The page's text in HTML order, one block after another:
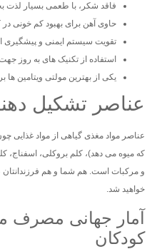
فاقد شکر، با طعمی بسیار لذت
حاوی آهن برای بهبود کم خونی در
تقویت سیستم ایمنی و پیشگیری
استفاده از تکنیک های به روز
یکی از بهترین مولتی ویتامین ها
عناصر تشکیل
که میوه می دهد)، کلم بروکلی،
و مرکبات است. هم شما و هم
خواهید شد.
آمار جهانی مصرف
کودکان